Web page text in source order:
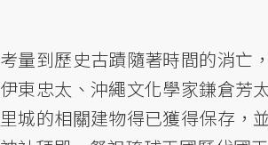
考量到歷史古蹟隨著時間的消亡
伊東忠太、沖繩文化學家鎌倉芳
里城的相關建物得已獲得保存，